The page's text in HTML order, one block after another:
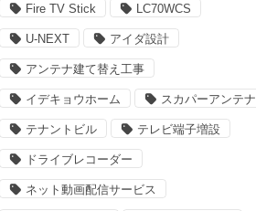
Fire TV Stick LC70WCS
U-NEXT アイダ設計
アンテナ建て替え工事
イデキョウホーム スカパーアンテナ
テナントビル テレビ端子増設
ドライブレコーダー
ネット動画配信サービス